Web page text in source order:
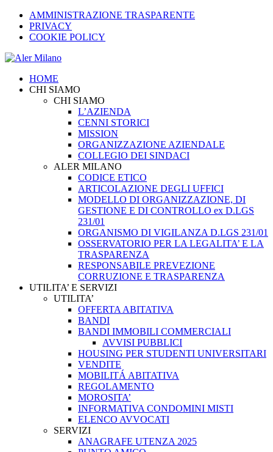
AMMINISTRAZIONE TRASPARENTE
PRIVACY
COOKIE POLICY
HOME
CHI SIAMO
CHI SIAMO
L’AZIENDA
CENNI STORICI
MISSION
ORGANIZZAZIONE AZIENDALE
COLLEGIO DEI SINDACI
ALER MILANO
CODICE ETICO
ARTICOLAZIONE DEGLI UFFICI
MODELLO DI ORGANIZZAZIONE, DI
GESTIONE E DI CONTROLLO ex D.LGS
231/01
ORGANISMO DI VIGILANZA D.LGS 231/01
OSSERVATORIO PER LA LEGALITA’ E LA
TRASPARENZA
RESPONSABILE PREVEZIONE
CORRUZIONE E TRASPARENZA
UTILITA’ E SERVIZI
UTILITA’
OFFERTA ABITATIVA
BANDI
BANDI IMMOBILI COMMERCIALI
AVVISI PUBBLICI
HOUSING PER STUDENTI UNIVERSITARI
VENDITE
MOBILITÁ ABITATIVA
REGOLAMENTO
MOROSITA’
INFORMATIVA CONDOMINI MISTI
ELENCO AVVOCATI
SERVIZI
ANAGRAFE UTENZA 2025